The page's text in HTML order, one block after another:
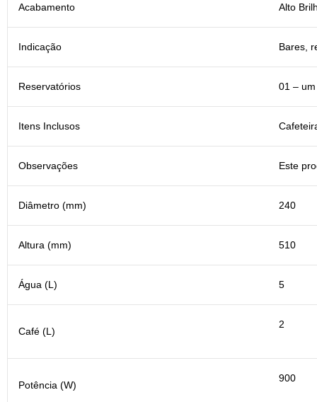
Acabamento Alto
Indicação Bares,
Reservatórios 01 – um
Itens Inclusos
Observações Este
Diâmetro (mm) 240
Altura (mm) 510
Água (L) 5
Café (L)
2
Potência (W)
900